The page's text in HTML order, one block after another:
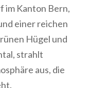
im Kanton Bern,
einer reichen
Hügel und
strahlt
aus, die